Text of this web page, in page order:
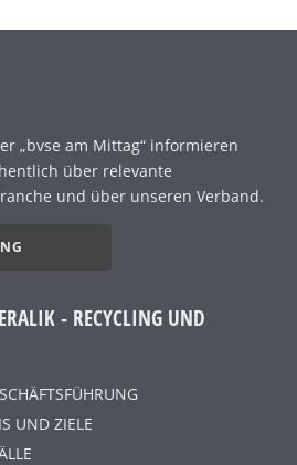
„bvse am Mittag“ informieren
über relevante
und über unseren Verband.
- RECYCLING UND
UND ZIELE